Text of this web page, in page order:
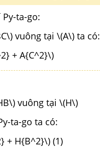
ta-go:
vuông tại \(A\) ta có:
+ A{C^2}\)
vuông tại \(H\)
ta-go ta có:
+ H{B^2}\) (1)